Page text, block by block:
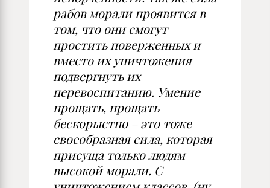
рабов морали проявится в
том, что они смогут
простить поверженных и
вместо их уничтожения
подвергнуть их
перевоспитанию. Умение
прощать, прощать
бескорыстно – это тоже
своеобразная сила, которая
присуща только людям
высокой морали. С